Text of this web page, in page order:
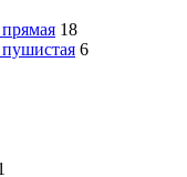
18
6